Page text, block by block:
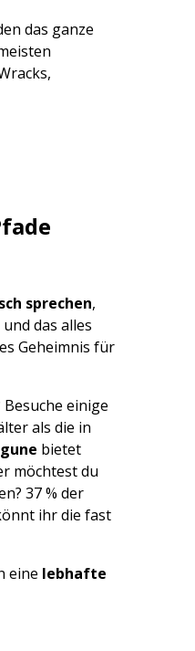
das ganze
sprechen,
das alles
Geheimnis für
einige
als die in
bietet
möchtest du
37 % der
ihr die fast
eine lebhafte